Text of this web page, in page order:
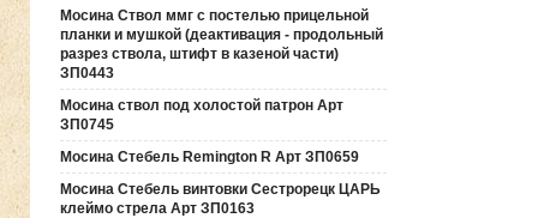
Мосина Ствол ммг с постелью прицельной
планки и мушкой (деактивация - продольный
разрез ствола, штифт в казеной части)
ЗП0443
Мосина ствол под холостой патрон Арт
ЗП0745
Мосина Стебель Remington R Арт ЗП0659
Мосина Стебель винтовки Сестрорецк ЦАРЬ
клеймо стрела Арт ЗП0163